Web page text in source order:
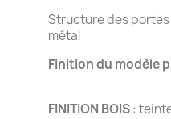
Structure des
métal
Finition du modèle
FINITION BOIS: